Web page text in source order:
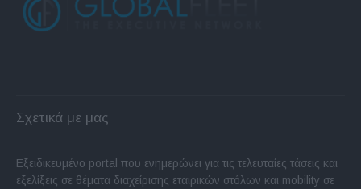
Σχετικά με μας
Εξειδικευμένο portal που ενημερώνει για τις τελευταίες τάσεις και
εξελίξεις σε θέματα διαχείρισης εταιρικών στόλων και mobility σε